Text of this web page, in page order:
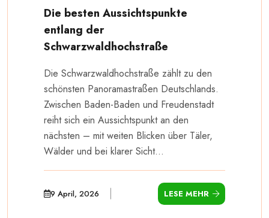
Die besten Aussichtspunkte
entlang der
Schwarzwaldhochstraße
Die Schwarzwaldhochstraße zählt zu den
schönsten Panoramastraßen Deutschlands.
Zwischen Baden-Baden und Freudenstadt
reiht sich ein Aussichtspunkt an den
nächsten – mit weiten Blicken über Täler,
Wälder und bei klarer Sicht...
9 April, 2026 LESE MEHR